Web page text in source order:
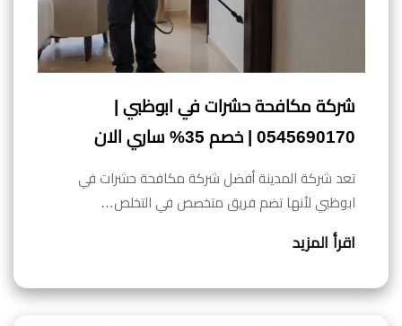
شركة مكافحة حشرات في ابوظبي |
0545690170 | خصم 35% ساري الان
تعد شركة المدينة أفضل شركة مكافحة حشرات في
ابوظبي لأنها تضم فريق متخصص في التخلص…
اقرأ المزيد